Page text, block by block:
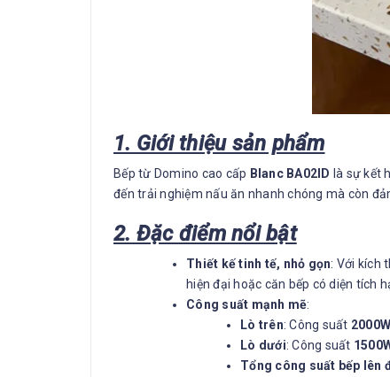
1. Giới thiệu sản phẩm
Bếp từ Domino cao cấp Blanc BA02ID là sự kết
đến trải nghiệm nấu ăn nhanh chóng mà còn
2. Đặc điểm nổi bật
Thiết kế tinh tế, nhỏ gọn: Với kích
hiện đại hoặc căn bếp có diện tích
Công suất mạnh mẽ:
Lò trên: Công suất 2000W
Lò dưới: Công suất
Tổng công suất bếp lên